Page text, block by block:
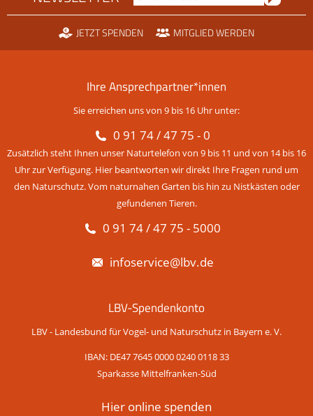
JETZT SPENDEN MITGLIED WERDEN
Ihre Ansprechpartner*innen
Sie erreichen uns von 9 bis 16 Uhr unter:
0 91 74 / 47 75 - 0
Zusätzlich steht Ihnen unser Naturtelefon von 9 bis 11 und von 14 bis 16
Uhr zur Verfügung. Hier beantworten wir direkt Ihre Fragen rund um
den Naturschutz. Vom naturnahen Garten bis hin zu Nistkästen oder
gefundenen Tieren.
0 91 74 / 47 75 - 5000
infoservice@lbv.de
LBV-Spendenkonto
LBV - Landesbund für Vogel- und Naturschutz in Bayern e. V.
IBAN: DE47 7645 0000 0240 0118 33
Sparkasse Mittelfranken-Süd
Hier online spenden